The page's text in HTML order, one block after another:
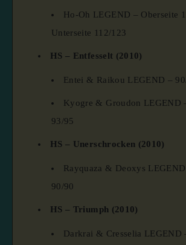
Ho-Oh LEGEND – Oberseite
Unterseite 112/123
HS – Entfesselt (2010)
Entei & Raikou LEGEND –
Kyogre & Groudon LEGEND
93/95
HS – Unerschrocken (2010)
Rayquaza & Deoxys
90/90
HS – Triumph (2010)
Darkrai & Cresselia LEGEND